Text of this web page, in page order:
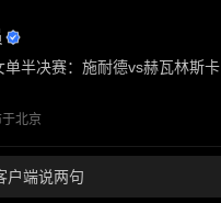
单半决赛：施耐德vs赫瓦林斯
北京
户端说两句